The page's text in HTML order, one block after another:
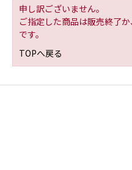
申し訳ございません。
ご指定した商品は販売終了
です。
TOPへ戻る